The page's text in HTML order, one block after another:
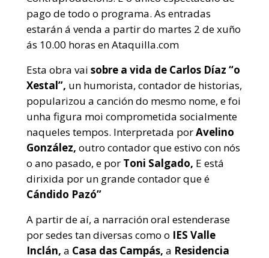
pago de todo o programa. As entradas
estarán á venda a partir do martes 2 de xuño
ás 10.00 horas en Ataquilla.com
Esta obra vai sobre a vida de Carlos Díaz “o
Xestal”, un humorista, contador de historias,
popularizou a canción do mesmo nome, e foi
unha figura moi comprometida socialmente
naqueles tempos. Interpretada porAvelino
González, outro contador que estivo con nós
o ano pasado, e por Toni Salgado, E está
dirixida por un grande contador que é
Cándido Pazó”
A partir de aí, a narración oral estenderase
por sedes tan diversas como o IES Valle
Inclán, a Casa das Campás, a Residencia